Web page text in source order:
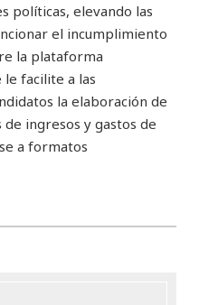
políticas, elevando las
el incumplimiento
la plataforma
facilite a las
la elaboración de
ingresos y gastos de
a formatos